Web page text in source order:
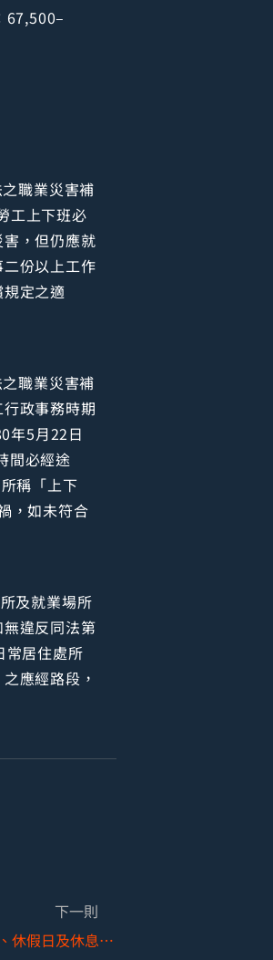
67,500–
職業災害補
工上下班必
，但仍應就
份以上工作
定之適
職業災害補
政事務時期
年5月22日
間必經途
稱「上下
，如未符合
及就業場所
違反同法第
常居住處所
應經路段，
下一則
勞工普通傷病假超過1個月以上，期間如遇例假、休假日及休息日，應否扣除而須工資照給？